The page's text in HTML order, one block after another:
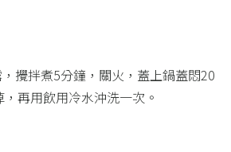
攪拌煮5分鐘，關火，蓋上鍋蓋悶20
再用飲用冷水沖洗一次。​